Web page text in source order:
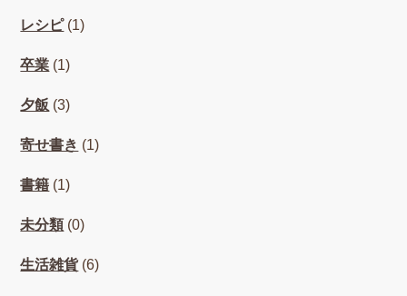
レシピ(1)
卒業 (1)
夕飯 (3)
寄せ書き (1)
書籍 (1)
未分類(0)
生活雑貨(6)